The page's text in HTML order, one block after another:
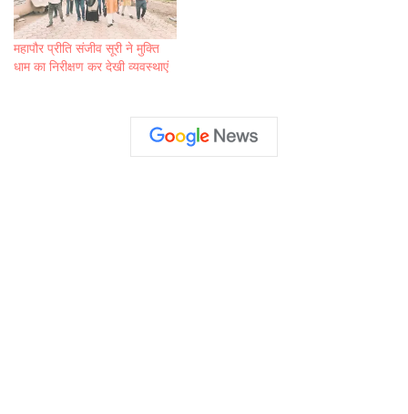
महापौर प्रीति संजीव सूरी ने मुक्ति
धाम का निरीक्षण कर देखी व्यवस्थाएं